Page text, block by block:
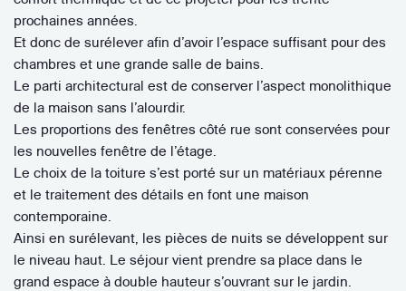
prochaines années.
Et donc de surélever afin d’avoir l’espace suffisant pour des
chambres et une grande salle de bains.
Le parti architectural est de conserver l’aspect monolithique
de la maison sans l’alourdir.
Les proportions des fenêtres côté rue sont conservées pour
les nouvelles fenêtre de l’étage.
Le choix de la toiture s’est porté sur un matériaux pérenne
et le traitement des détails en font une maison
contemporaine.
Ainsi en surélevant, les pièces de nuits se développent sur
le niveau haut. Le séjour vient prendre sa place dans le
grand espace à double hauteur s’ouvrant sur le jardin.